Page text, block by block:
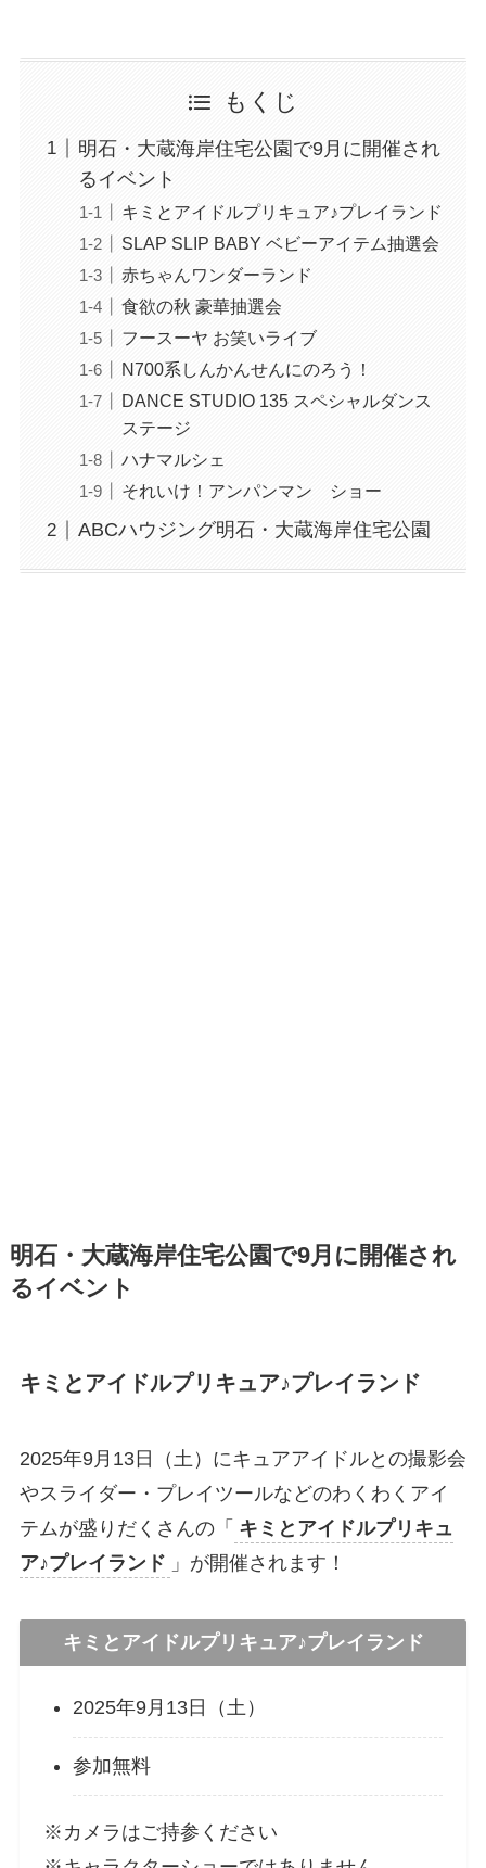
もくじ
明石・大蔵海岸住宅公園で9月に開催され
るイベント
キミとアイドルプリキュア♪プレイランド
SLAP SLIP BABY ベビーアイテム抽選会
赤ちゃんワンダーランド
食欲の秋 豪華抽選会
フースーヤ お笑いライブ
N700系しんかんせんにのろう！
DANCE STUDIO 135 スペシャルダンス
ステージ
ハナマルシェ
それいけ！アンパンマン ショー
ABCハウジング明石・大蔵海岸住宅公園
明石・大蔵海岸住宅公園で9月に開催され
るイベント
キミとアイドルプリキュア♪プレイランド
2025年9月13日（土）にキュアアイドルとの撮影会
やスライダー・プレイツールなどのわくわくアイ
テムが盛りだくさんの「 キミとアイドルプリキュ
ア♪プレイランド 」が開催されます！
キミとアイドルプリキュア♪プレイランド
2025年9月13日（土）
参加無料
※カメラはご持参ください